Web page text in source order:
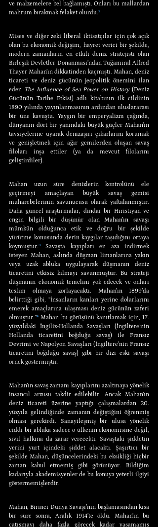
ve malzemelere bel bağlamıştı. Onları bu mallardan
mahrum bırakmak felaket olurdu.²
Mises ve diğer zeki liberal iktisatçılar için çok açık
olan bu ekonomik değişim, hayret verici bir şekilde,
modern zamanların en etkili deniz stratejisti olan
Birleşik Devletler Donanması’ndan Tuğamiral Alfred
Thayer Mahan’ın dikkatinden kaçmıştı. Mahan, deniz
ticareti ve deniz gücünün jeopolitik önemini ilan
eden The Influence of Sea Power on History (Deniz
Gücünün Tarihe Etkisi) adlı kitabının ilk cildinin
1890 yılında yayınlanmasının ardından uluslararası
bir üne kavuştu. Yaygın bir emperyalizm çağında,
dünyanın dört bir yanındaki büyük güçler Mahan’ın
tavsiyelerine uyarak denizaşırı çıkarlarını korumak
ve genişletmek için ağır gemilerden oluşan savaş
filoları inşa ettiler (ya da mevcut filolarını
geliştirdiler).
Mahan uzun süre denizlerin kontrolünü ele
geçirmeyi amaçlayan büyük savaş gemisi
muharebelerinin savunucusu olarak yaftalanmıştır.
Daha güncel araştırmalar, dindar bir Hıristiyan ve
engin bilgili bir düşünür olan Mahan’ın savaşı
mümkün olduğunca etik ve doğru bir şekilde
yürütme konusunda derin kaygılar taşıdığını ortaya
koymuştur.³ Savaşta kayıpları en aza indirmek
isteyen Mahan, aslında düşman limanlarına yakın
veya uzak abluka uygulayarak düşmanın deniz
ticaretini etkisiz kılmayı savunmuştur. Bu strateji
düşmanın ekonomik temelini yok edecek ve onları
teslim olmaya zorlayacaktı. Mahan’ın 1899’da
belirttiği gibi, “İnsanların kanları yerine dolarlarını
emerek amaçlarına ulaşması deniz gücünün zaferi
olmuştur.”⁴ Mahan bu görüşünü kanıtlamak için, 17.
yüzyıldaki İngiliz-Hollanda Savaşları (İngiltere’nin
Hollanda ticaretini boğduğu savaş) ile Fransız
Devrimi ve Napolyon Savaşları (İngiltere’nin Fransız
ticaretini boğduğu savaş) gibi bir dizi eski savaşı
örnek göstermiştir.
Mahan’ın savaş zamanı kayıplarını azaltmaya yönelik
insancıl arzusu takdir edilebilir. Ancak Mahan’ın
deniz ticareti üzerine yaptığı çalışmalardan 20.
yüzyıla gelindiğinde zamanın değiştiğini öğrenmiş
olması gerekirdi. Sanayileşmiş bir ulusa yönelik
ciddi bir abluka sadece o ülkenin ekonomisine değil,
sivil halkına da zarar verecekti. Savaştaki şiddetin
yerini yurt içindeki şiddet alacaktı. Şaşırtıcı bir
şekilde Mahan, düşüncelerindeki bu eksikliği hiçbir
zaman kabul etmemiş gibi görünüyor. Bildiğim
kadarıyla akademisyenler de bu konuya yeterli ilgiyi
göstermemişlerdir.
Mahan, Birinci Dünya Savaşı’nın başlamasından kısa
bir süre sonra, Aralık 1914’te öldü. Mahan’ın bu
çatışmayı daha fazla görecek kadar yaşamamış